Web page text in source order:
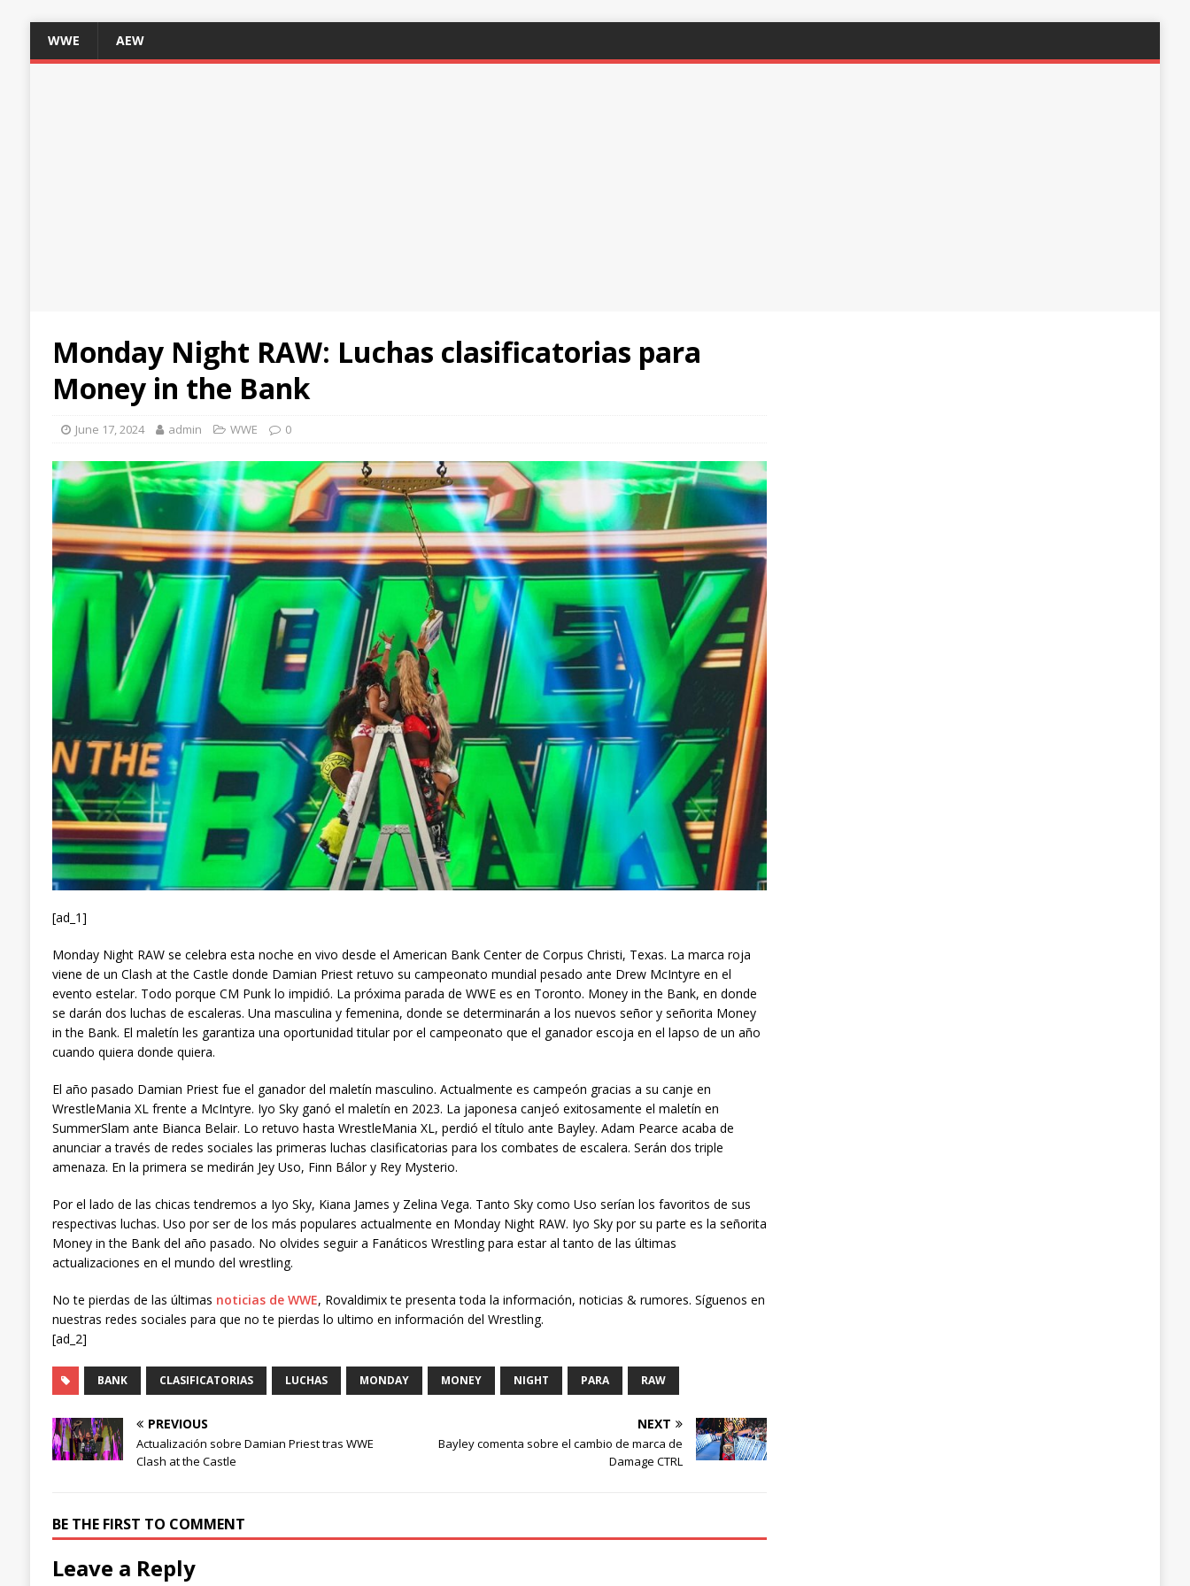
WWE AEW
Monday Night RAW: Luchas clasificatorias para
Money in the Bank
June 17, 2024 admin WWE 0
[ad_1]
Monday Night RAW se celebra esta noche en vivo desde el American Bank Center de Corpus Christi, Texas. La marca roja
viene de un Clash at the Castle donde Damian Priest retuvo su campeonato mundial pesado ante Drew McIntyre en el
evento estelar. Todo porque CM Punk lo impidió. La próxima parada de WWE es en Toronto. Money in the Bank, en donde
se darán dos luchas de escaleras. Una masculina y femenina, donde se determinarán a los nuevos señor y señorita Money
in the Bank. El maletín les garantiza una oportunidad titular por el campeonato que el ganador escoja en el lapso de un año
cuando quiera donde quiera.
El año pasado Damian Priest fue el ganador del maletín masculino. Actualmente es campeón gracias a su canje en
WrestleMania XL frente a McIntyre. Iyo Sky ganó el maletín en 2023. La japonesa canjeó exitosamente el maletín en
SummerSlam ante Bianca Belair. Lo retuvo hasta WrestleMania XL, perdió el título ante Bayley. Adam Pearce acaba de
anunciar a través de redes sociales las primeras luchas clasificatorias para los combates de escalera. Serán dos triple
amenaza. En la primera se medirán Jey Uso, Finn Bálor y Rey Mysterio.
Por el lado de las chicas tendremos a Iyo Sky, Kiana James y Zelina Vega. Tanto Sky como Uso serían los favoritos de sus
respectivas luchas. Uso por ser de los más populares actualmente en Monday Night RAW. Iyo Sky por su parte es la señorita
Money in the Bank del año pasado. No olvides seguir a Fanáticos Wrestling para estar al tanto de las últimas
actualizaciones en el mundo del wrestling.
No te pierdas de las últimas noticias de WWE, Rovaldimix te presenta toda la información, noticias & rumores. Síguenos en
nuestras redes sociales para que no te pierdas lo ultimo en información del Wrestling.
[ad_2]
BANK CLASIFICATORIAS LUCHAS MONDAY MONEY NIGHT PARA RAW
PREVIOUS
Actualización sobre Damian Priest tras WWE
Clash at the Castle
NEXT
Bayley comenta sobre el cambio de marca de
Damage CTRL
BE THE FIRST TO COMMENT
Leave a Reply